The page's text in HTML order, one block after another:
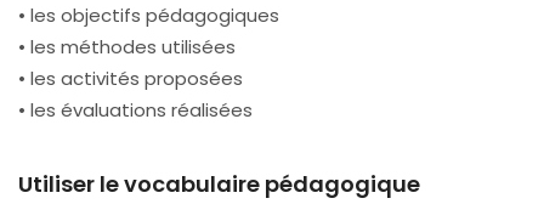
• les objectifs pédagogiques
• les méthodes utilisées
• les activités proposées
• les évaluations réalisées
Utiliser le vocabulaire pédagogique